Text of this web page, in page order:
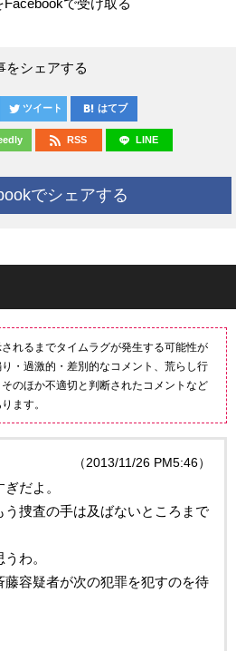
で受け取る
をシェアする
ツイート はてブ
RSS LINE
でシェアする
れるまでタイムラグが発生する可能性が
・過激的・差別的なコメント、荒らし行
のほか不適切と判断されたコメントなど
ます。
（2013/11/26 PM5:46）
だよ。
捜査の手は及ばないところまで
わ。
藤容疑者が次の犯罪を犯すのを待